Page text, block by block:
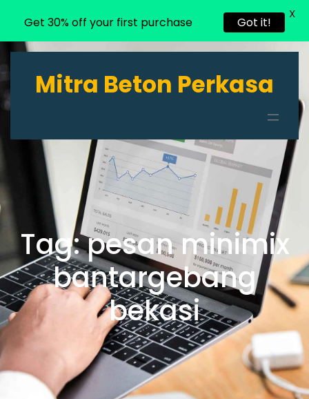
Lewati
ke
konten
Mitra Beton Perkasa
Tag:pesan minimix
bantargebang
bekasi
Get 30% off your first purchase Got it!
X